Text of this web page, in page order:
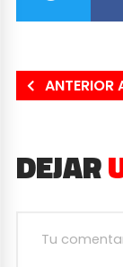
ANTERIOR
DEJAR